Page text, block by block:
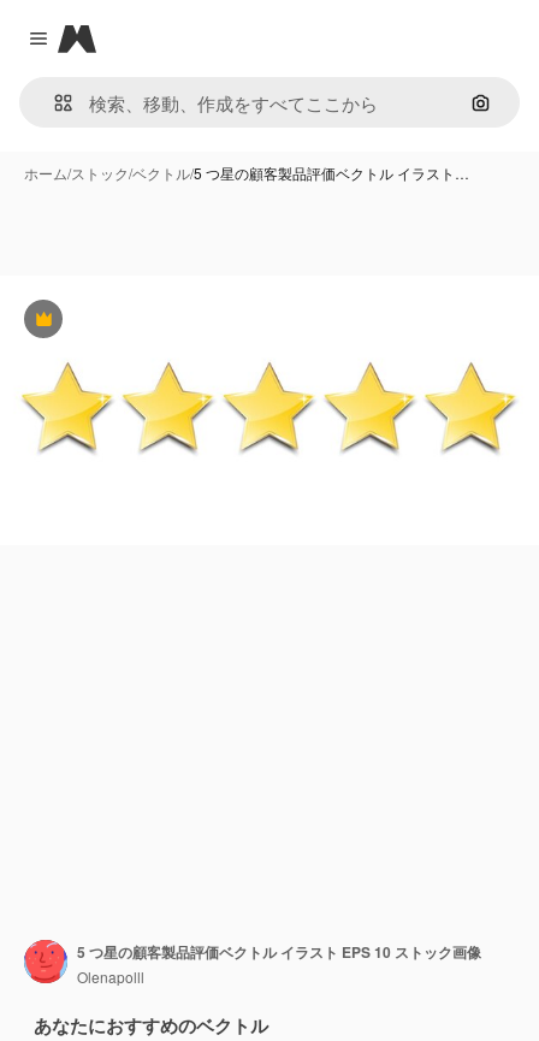
Close menu
Magnific
画像で
ホーム/ストック/ベクトル/5 つ星の顧客製品評価ベクトル イラスト…
Premium
5 つ星の顧客製品評価ベクトル イラスト EPS 10 ストック画像
Olenapolll
あなたにおすすめのベクトル